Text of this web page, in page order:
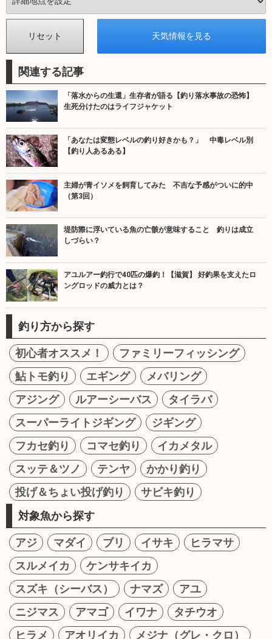
関連する記事
「落水からの生還」生存者が語る【釣り落水事故の恐怖】
生死分けたのはライフジャケット
「あなたは変態レベルの釣り好きかも？」 中毒レベル別
【釣り人あるある】
主婦が青イソメを飼育してみた 不吉な予感がついに的中
（第3回）
堤防際に浮いている魚の亡骸が意味すること 釣りは成立
しづらい？
アユルアー釣行で40匹の爆釣！【滋賀】 好釣果を支えたロ
ングロッドの威力とは？
釣り方から探す
初心者オススメ！
ファミリーフィッシング
鮎トモ釣り
エギング
メバリング
アジング
ルアーシーバス
タイラバ
スーパーライトジギング
ジギング
フカセ釣り
コマセ釣り
イカメタル
スッテ＆ツノ
テンヤ
かかり釣り
投げ＆ちょい投げ釣り
サビキ釣り
対象魚から探す
アジ マダイ ブリ イサキ
ヒラマサ
スルメイカ
ケンサキイカ
スズキ（シーバス）
ナマズ
アユ
ニジマス
アマゴ イワナ
タチウオ
ヒラメ
アオリイカ
メジナ（グレ・クロ）